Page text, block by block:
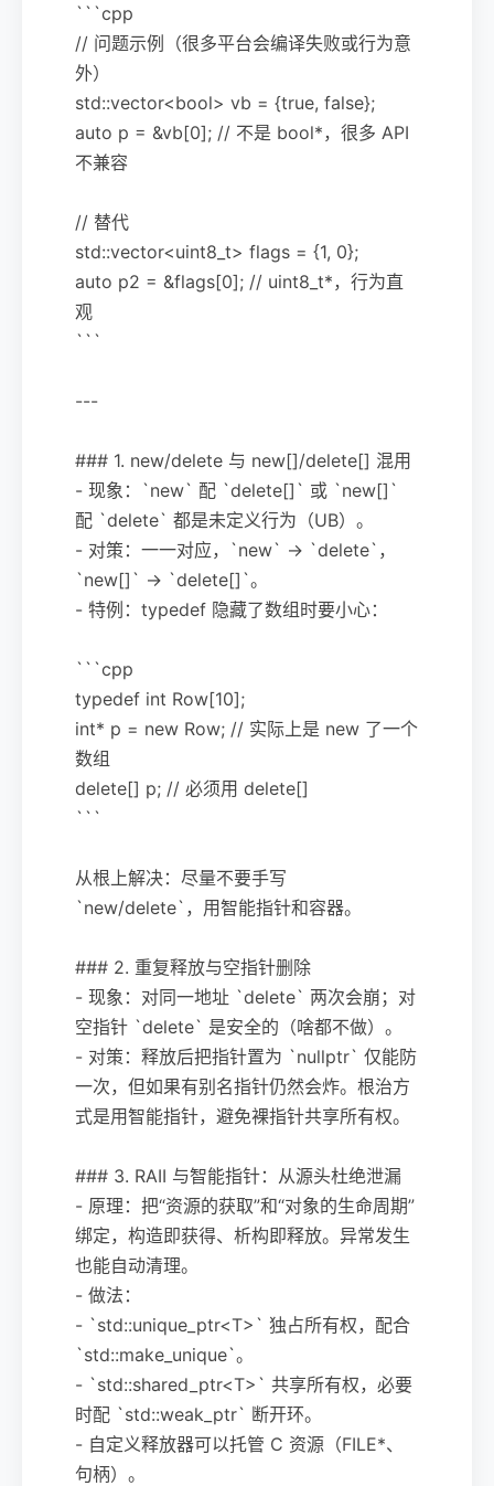
```cpp
// 问题示例（很多平台会编译失败或行为意
外）
std::vector<bool> vb = {true, false};
auto p = &vb[0]; // 不是 bool*，很多 API
不兼容
// 替代
std::vector<uint8_t> flags = {1, 0};
auto p2 = &flags[0]; // uint8_t*，行为直
观
```
---
### 1. new/delete 与 new[]/delete[] 混用
- 现象：`new` 配 `delete[]` 或 `new[]`
配 `delete` 都是未定义行为（UB）。
- 对策：一一对应，`new` -> `delete`，
`new[]` -> `delete[]`。
- 特例：typedef 隐藏了数组时要小心：
```cpp
typedef int Row[10];
int* p = new Row; // 实际上是 new 了一个
数组
delete[] p; // 必须用 delete[]
```
从根上解决：尽量不要手写
`new/delete`，用智能指针和容器。
### 2. 重复释放与空指针删除
- 现象：对同一地址 `delete` 两次会崩；对
空指针 `delete` 是安全的（啥都不做）。
- 对策：释放后把指针置为 `nullptr` 仅能防
一次，但如果有别名指针仍然会炸。根治方
式是用智能指针，避免裸指针共享所有权。
### 3. RAII 与智能指针：从源头杜绝泄漏
- 原理：把“资源的获取”和“对象的生命周期”
绑定，构造即获得、析构即释放。异常发生
也能自动清理。
- 做法：
- `std::unique_ptr<T>` 独占所有权，配合
`std::make_unique`。
- `std::shared_ptr<T>` 共享所有权，必要
时配 `std::weak_ptr` 断开环。
- 自定义释放器可以托管 C 资源（FILE*、
句柄）。